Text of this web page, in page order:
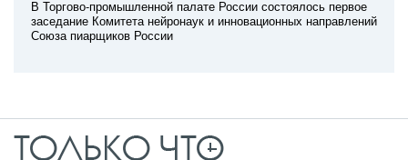
В Торгово-промышленной палате России состоялось первое
заседание Комитета нейронаук и инновационных направлений
Союза пиарщиков России